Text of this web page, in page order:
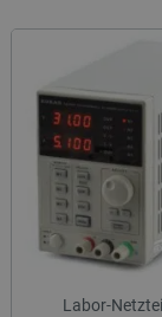
verwendet,
verwendet und
Streifen
(zur Montage auf
mit eigener
eine stabile
Labor-